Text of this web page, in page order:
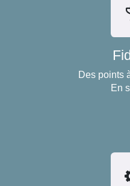
Des points
En